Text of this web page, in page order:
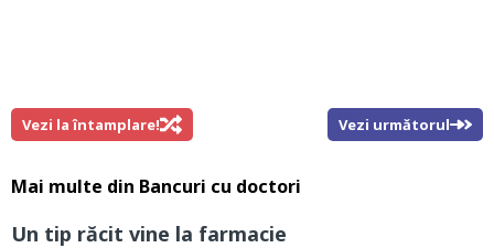
Vezi la întamplare! Vezi următorul
Mai multe din Bancuri cu doctori
Un tip răcit vine la farmacie